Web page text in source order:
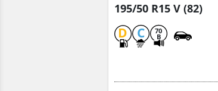
195/50 R15 V (82)
D C 70
B